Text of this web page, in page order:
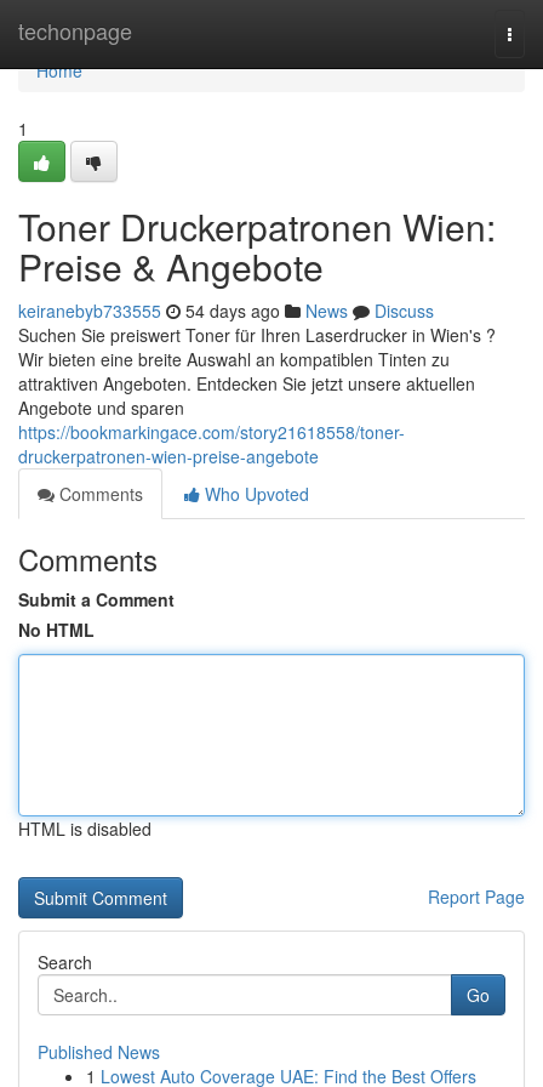
techonpage
Home
Home
1
Toner Druckerpatronen Wien:
Preise & Angebote
keiranebyb733555 54 days ago News
Discuss
Suchen Sie preiswert Toner für Ihren Laserdrucker in Wien's ?
Wir bieten eine breite Auswahl an kompatiblen Tinten zu
attraktiven Angeboten. Entdecken Sie jetzt unsere aktuellen
Angebote und sparen
https://bookmarkingace.com/story21618558/toner-
druckerpatronen-wien-preise-angebote
Comments
Who Upvoted
Comments
Submit a Comment
No HTML
HTML is disabled
Report Page
Search
Go
Published News
1 Lowest Auto Coverage UAE: Find the Best Offers